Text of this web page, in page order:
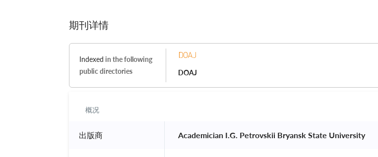
期刊详情
Indexed in the following
public directories
DOAJ
概况
出版商 Academician I.G. Petrovskii Bryansk State University